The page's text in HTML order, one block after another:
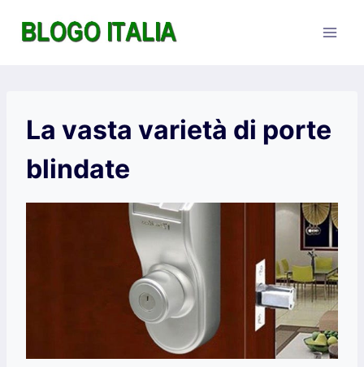
La vasta varietà di porte
blindate